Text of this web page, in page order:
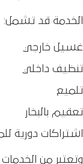
الخدمة قد تشمل:
غسيل خارجي
تنظيف داخلي
تلميع
تعقيم بالبخار
اشتراكات دورية
وتعتبر من